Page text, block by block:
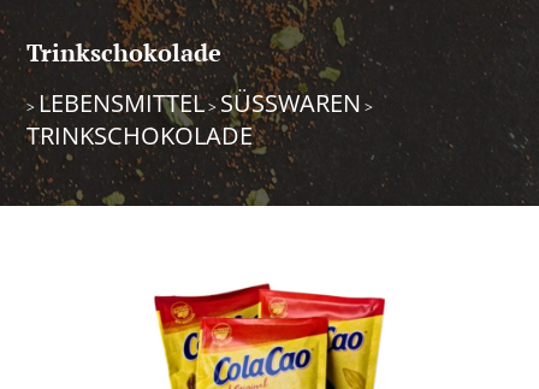
Trinkschokolade
> LEBENSMITTEL>SÜSSWAREN >
TRINKSCHOKOLADE